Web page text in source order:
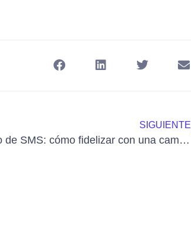
SIGUIENTE
Envío de SMS: cómo fidelizar con una campaña de SMS